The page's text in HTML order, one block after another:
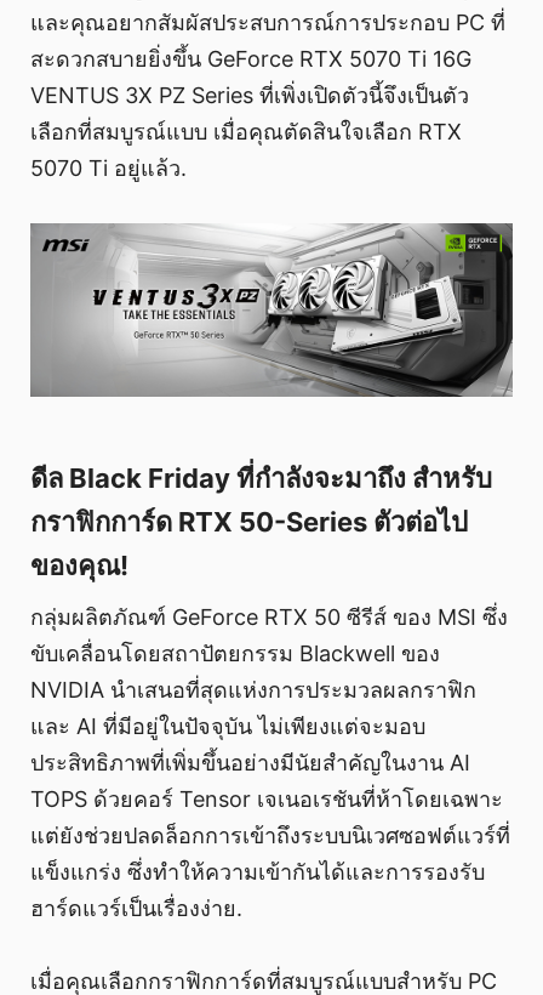
และคุณอยากสัมผัสประสบการณ์การประกอบ PC ที่
สะดวกสบายยิ่งขึ้น GeForce RTX 5070 Ti 16G
VENTUS 3X PZ Series ที่เพิ่งเปิดตัวนี้จึงเป็นตัว
เลือกที่สมบูรณ์แบบ เมื่อคุณตัดสินใจเลือก RTX
5070 Ti อยู่แล้ว.
ดีล Black Friday ที่กำลังจะมาถึง สำหรับ
กราฟิกการ์ด RTX 50-Series ตัวต่อไป
ของคุณ!
กลุ่มผลิตภัณฑ์ GeForce RTX 50 ซีรีส์ ของ MSI ซึ่ง
ขับเคลื่อนโดยสถาปัตยกรรม Blackwell ของ
NVIDIA นำเสนอที่สุดแห่งการประมวลผลกราฟิก
และ AI ที่มีอยู่ในปัจจุบัน ไม่เพียงแต่จะมอบ
ประสิทธิภาพที่เพิ่มขึ้นอย่างมีนัยสำคัญในงาน AI
TOPS ด้วยคอร์ Tensor เจเนอเรชันที่ห้าโดยเฉพาะ
แต่ยังช่วยปลดล็อกการเข้าถึงระบบนิเวศซอฟต์แวร์ที่
แข็งแกร่ง ซึ่งทำให้ความเข้ากันได้และการรองรับ
ฮาร์ดแวร์เป็นเรื่องง่าย.
เมื่อคุณเลือกกราฟิกการ์ดที่สมบูรณ์แบบสำหรับ PC